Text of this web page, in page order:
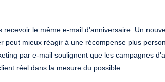
le même e-mail d'anniversaire. Un
mieux réagir à une récompense plus
par e-mail soulignent que les campagnes
réel dans la mesure du possible.